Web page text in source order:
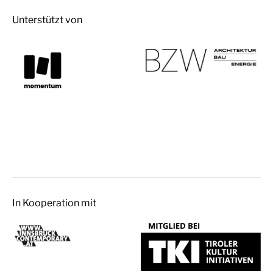
Unterstützt von
In Kooperation mit